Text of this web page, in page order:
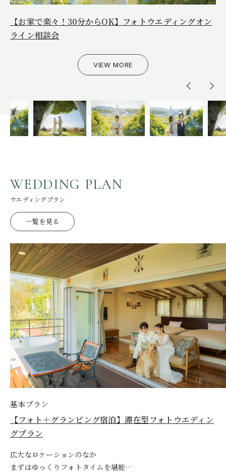
【お家で楽々！30分からOK】フォトウエディングオン
ライン相談会
VIEW MORE
【7・８月平日限定お土産＆ランチ付き】2027ワイナリ
ーウエディング相談会
VIEW MORE
【9月お日にち限定】本番直前のリアルな会場見学相談
会
VIEW MORE
【お家で楽々！30分からOK】フォトウエディングオン
ライン相談会
VIEW MORE
【7・８月平日限定お土産＆ランチ付き】2027ワイナリ
ーウエディング相談会
VIEW MORE
WEDDING PLAN
ウエディングプラン
一覧を見る
おふたりが育てた葡萄がワインになる
ウエディングアニバーサリーワインプラン
基本プラン
【2027年1月～3月早期特別価格】新春ワイナリーロケ
ーションフォトプラン
基本プラン
【おふたりの希望が叶う】ワイナリーロケーションフォ
トプラン
基本プラン
【フォト＋グランピング宿泊】滞在型フォトウエディン
グプラン
広大なロケーションのなか
まずはゆっくりフォトタイムを堪能
大好きな地元で挙げる結婚式
【静岡県東部・伊豆のカップルを応援】地元婚プラン
中伊豆ワイナリーのワインを堪能できる
伊豆産ワインのペアリングコース
おふたりが育てた葡萄がワインになる
ウエディングアニバーサリーワインプラン
基本プラン
【2027年1月～3月早期特別価格】新春ワイナリーロケ
ーションフォトプラン